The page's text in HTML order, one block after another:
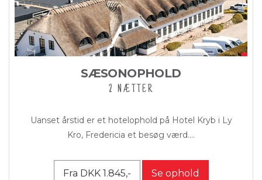
SÆSONOPHOLD
2 NÆTTER
Uanset årstid er et hotelophold på Hotel Kryb i Ly
Kro, Fredericia et besøg værd....
Fra DKK 1.845,- Se ophold